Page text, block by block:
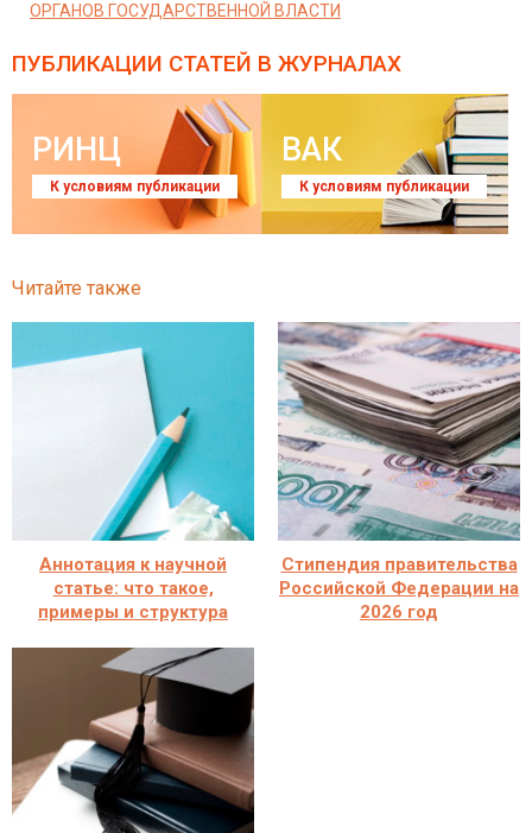
ОРГАНОВ ГОСУДАРСТВЕННОЙ ВЛАСТИ
ПУБЛИКАЦИИ СТАТЕЙ В ЖУРНАЛАХ
РИНЦ
К условиям публикации
ВАК
К условиям публикации
Читайте также
Аннотация к научной
статье: что такое,
примеры и структура
Стипендия правительства
Российской Федерации на
2026 год